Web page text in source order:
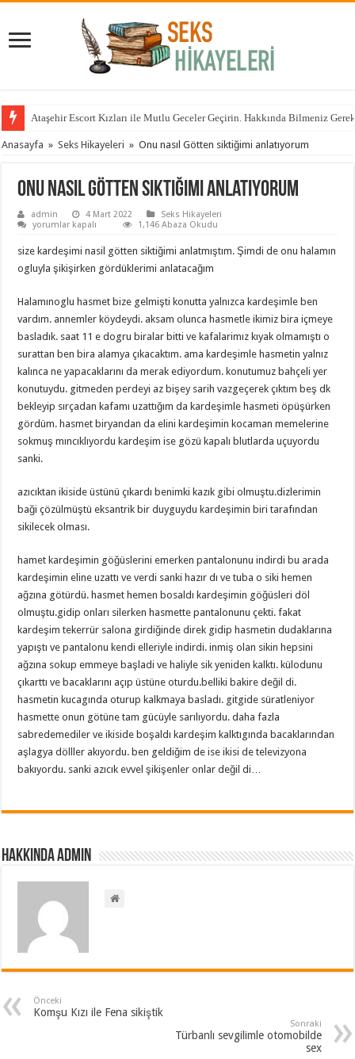
Ataşehir Escort Kızları ile Mutlu Geceler Geçirin. Hakkında Bilmeniz
Anasayfa » Seks Hikayeleri » Onu nasıl Götten siktiğimi anlatıyorum
Onu nasıl Götten siktiğimi anlatıyorum
admin 4 Mart 2022
Seks Hikayeleri
Onu
Götten
siktiğimi
anlatıyorum
için
yorumlar kapalı 1,146 Abaza Okudu
size kardeşimi nasil götten siktiğimi anlatmıştım. Şimdi de onu halamın
ogluyla şikişirken gördüklerimi anlatacağım
Halamınoglu hasmet bize gelmişti konutta yalnızca kardeşimle ben
vardım. annemler köydeydi. aksam olunca hasmetle ikimiz bira içmeye
basladık. saat 11 e dogru biralar bitti ve kafalarimız kıyak olmamıştı o
surattan ben bira alamya çıkacaktım. ama kardeşimle hasmetin yalnız
kalınca ne yapacaklarını da merak ediyordum. konutumuz bahçeli yer
konutuydu. gitmeden perdeyi az bişey sarih vazgeçerek çıktım beş dk
bekleyip sırçadan kafamı uzattığım da kardeşimle hasmeti öpüşürken
gördüm. hasmet biryandan da elini kardeşimin kocaman memelerine
sokmuş mıncıklıyordu kardeşim ise gözü kapalı blutlarda uçuyordu
sanki.
azıcıktan ikiside üstünü çıkardı benimki kazık gibi olmuştu.dizlerimin
baği çözülmüştü eksantrik bir duyguydu kardeşimin biri tarafından
sikilecek olması.
hamet kardeşimin göğüslerini emerken pantalonunu indirdi bu arada
kardeşimin eline uzattı ve verdi sanki hazır dı ve tuba o siki hemen
ağzına götürdü. hasmet hemen bosaldı kardeşimin göğüsleri döl
olmuştu.gidip onları silerken hasmette pantalonunu çekti. fakat
kardeşim tekerrür salona girdiğinde direk gidip hasmetin dudaklarına
yapıştı ve pantalonu kendi elleriyle indirdi. inmiş olan sikin hepsini
ağzına sokup emmeye başladi ve haliyle sik yeniden kalktı. külodunu
çıkarttı ve bacaklarını açıp üstüne oturdu.belliki bakire değil di.
hasmetin kucagında oturup kalkmaya basladı. gitgide süratleniyor
hasmette onun götüne tam gücüyle sarılıyordu. daha fazla
sabredemediler ve ikiside boşaldı kardeşim kalktıgında bacaklarından
aşlagya dölller akıyordu. ben geldiğim de ise ikisi de televizyona
bakıyordu. sanki azıcık evvel şikişenler onlar değil di…
Hakkında admin
Önceki
Komşu Kızı ile Fena sikiştik
Sonraki
Türbanlı sevgilimle otomobilde
sex